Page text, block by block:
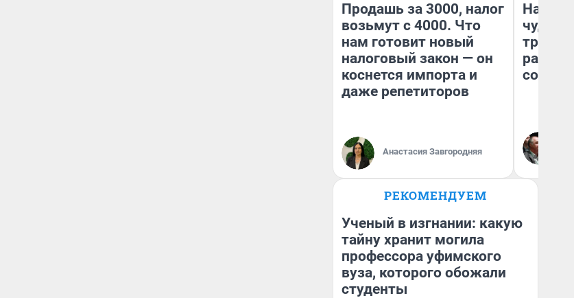
Продашь за 3000, налог
возьмут с 4000. Что
нам готовит новый
налоговый закон — он
коснется импорта и
даже репетиторов
Анастасия Завгородняя
чудом
РЕКОМЕНДУЕМ
Ученый в изгнании: какую
тайну хранит могила
профессора уфимского
вуза, которого обожали
студенты